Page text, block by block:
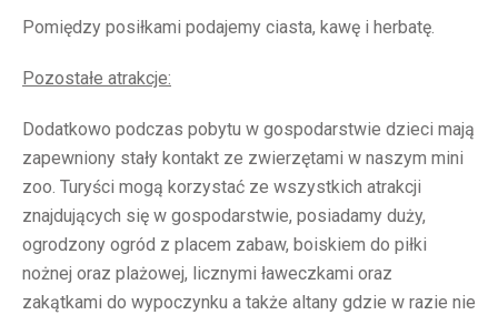
Pomiędzy posiłkami podajemy ciasta, kawę i herbatę.
Pozostałe atrakcje:
Dodatkowo podczas pobytu w gospodarstwie dzieci mają
zapewniony stały kontakt ze zwierzętami w naszym mini
zoo. Turyści mogą korzystać ze wszystkich atrakcji
znajdujących się w gospodarstwie, posiadamy duży,
ogrodzony ogród z placem zabaw, boiskiem do piłki
nożnej oraz plażowej, licznymi ławeczkami oraz
zakątkami do wypoczynku a także altany gdzie w razie nie